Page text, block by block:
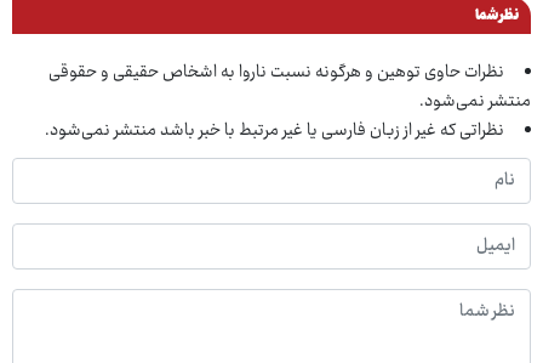
نظر شما
نظرات حاوی توهین و هرگونه نسبت ناروا به اشخاص حقیقی و حقوقی
منتشر نمی‌شود.
نظراتی که غیر از زبان فارسی یا غیر مرتبط با خبر باشد منتشر نمی‌شود.